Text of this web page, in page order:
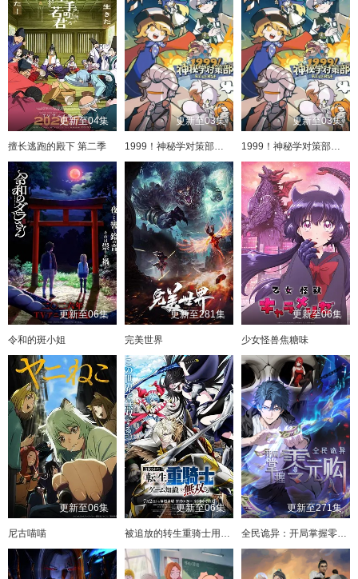
更新至04集
擅长逃跑的殿下 第二季
更新至03集
1999！神秘学对策部中配版
更新至03集
1999！神秘学对策部英配版
更新至06集
令和的斑小姐
更新至281集
完美世界
更新至06集
少女怪兽焦糖味
更新至06集
尼古喵喵
更新至06集
被追放的转生重骑士用游戏知识开无双
更新至271集
全民诡异：开局掌握零元购·动态漫画